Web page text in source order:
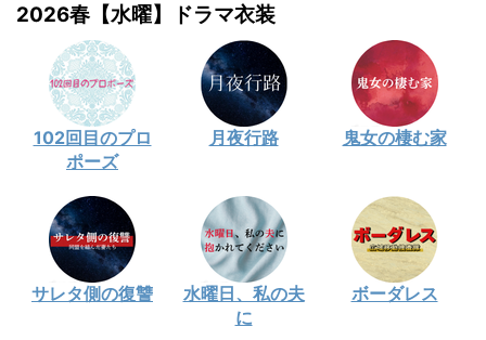
2026春【水曜】ドラマ衣装
102回目のプロ
ポーズ
月夜行路 鬼女の棲む家
サレタ側の復讐
水曜日、私の夫
に
ボーダレス